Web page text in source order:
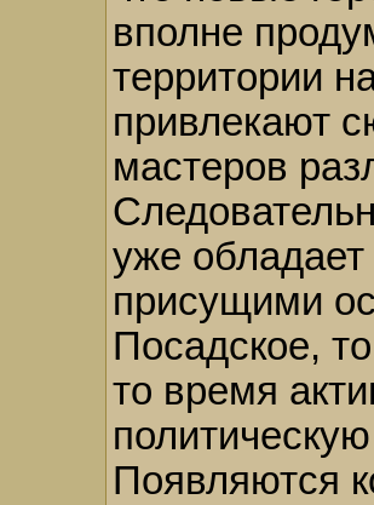
вполне
территории
привлекают
мастеров
уже обладает
присущими
Посадское,
то время
Появляются